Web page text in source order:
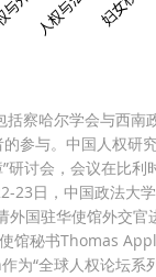
察哈尔学会与西南
参与。中国人权研
讨会，会议在比利
23日，中国政法大
外国驻华使馆外交
馆秘书Thomas
“全球人权论坛系列